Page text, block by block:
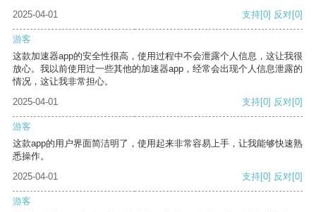
2025-04-01 支持[0] 反对[0]
游客
这款加速器app的安全性很高，使用过程中不会泄露个人信息，这让我很
放心。我以前使用过一些其他的加速器app，经常会出现个人信息泄露的
情况，这让我非常担心。
2025-04-01
支持[0] 反对[0]
游客
这款app的用户界面简洁明了，使用起来非常容易上手，让我能够快速熟
悉操作。
2025-04-01
支持[0] 反对[0]
游客